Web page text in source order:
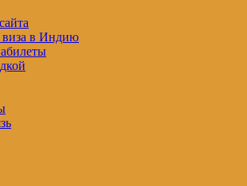
виза в Индию